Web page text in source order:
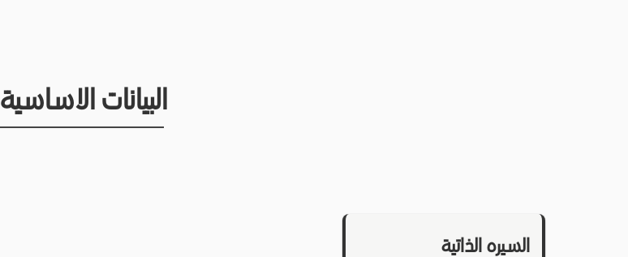
البيانات الاساسية
السيره الذاتية